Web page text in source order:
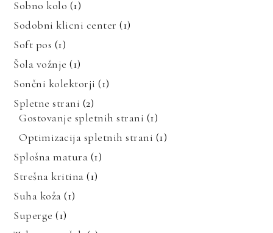
Sobno kolo (1)
Sodobni klicni center (1)
Soft pos (1)
Šola vožnje (1)
Sončni kolektorji (1)
Spletne strani (2)
Gostovanje spletnih strani (1)
Optimizacija spletnih strani (1)
Splošna matura (1)
Strešna kritina (1)
Suha koža (1)
Superge (1)